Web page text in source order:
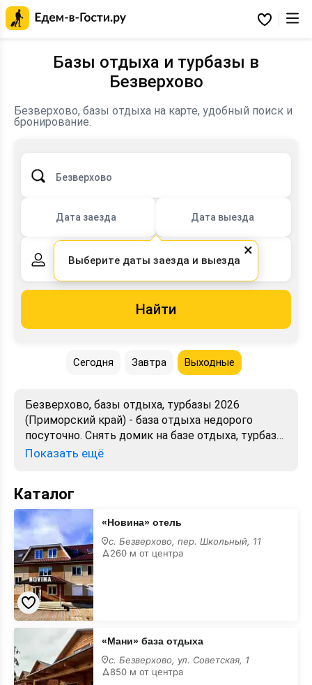
Избранное
Базы отдыха и турбазы в
Безверхово
Безверхово, базы отдыха на карте, удобный поиск и
бронирование.
Безверхово
Дата заезда Дата выезда
2 взрослых,0 детей
Найти
Сегодня Завтра Выходные
Безверхово, базы отдыха, турбазы 2026
(Приморский край) - база отдыха недорого
посуточно. Снять домик на базе отдыха, турбазе.
Лучшие цены, отзывы, фото, карта.
Показать ещё
Каталог
«Новина»
отель
«Новина» отель
с. Безверхово, пер. Школьный, 11
260 м от центра
«Мани»
база
отдыха
«Мани» база отдыха
с. Безверхово, ул. Советская, 1
850 м от центра
×
Выберите даты заезда и выезда